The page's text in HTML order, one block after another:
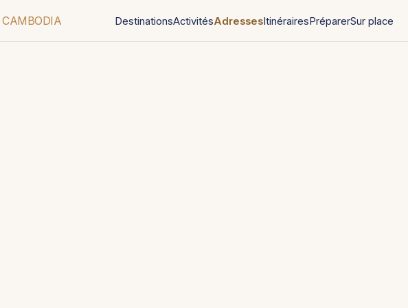
CAMBODIA DestinationsActivitésAdressesItinérairesPréparerSur place